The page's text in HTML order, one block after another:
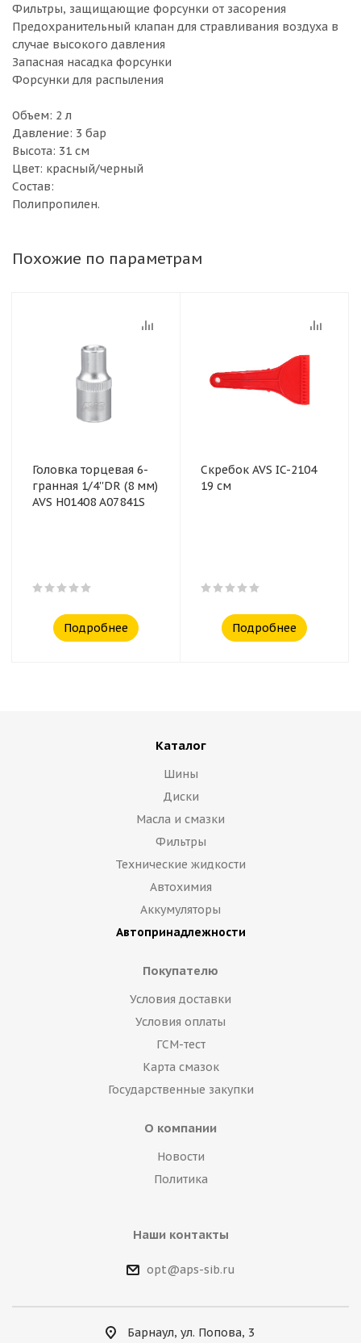
Фильтры, защищающие форсунки от засорения
Предохранительный клапан для стравливания воздуха в
случае высокого давления
Запасная насадка форсунки
Форсунки для распыления
Объем: 2 л
Давление: 3 бар
Высота: 31 см
Цвет: красный/черный
Состав:
Полипропилен.
Похожие по параметрам
Головка торцевая 6-
гранная 1/4''DR (8 мм)
AVS H01408 A07841S
Подробнее
Скребок AVS IC-2104
19 см
Подробнее
Каталог
Шины
Диски
Масла и смазки
Фильтры
Технические жидкости
Автохимия
Аккумуляторы
Автопринадлежности
Покупателю
Условия доставки
Условия оплаты
ГСМ-тест
Карта смазок
Государственные закупки
О компании
Новости
Политика
Наши контакты
opt@aps-sib.ru
Барнаул, ул. Попова, 3